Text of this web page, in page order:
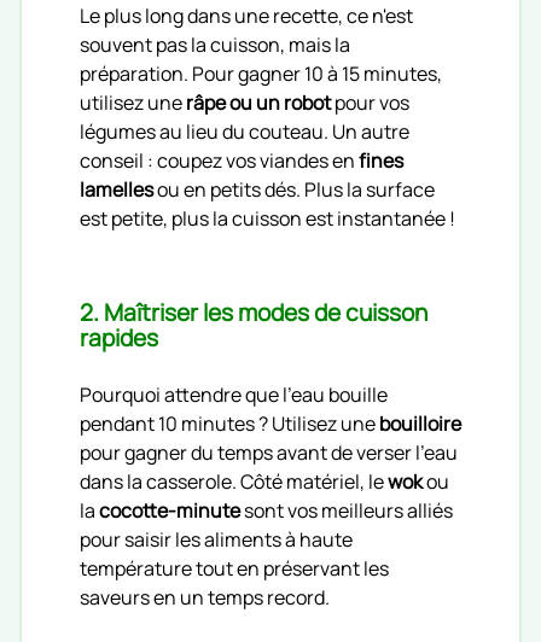
Le plus long dans une recette, ce n'est
souvent pas la cuisson, mais la
préparation. Pour gagner 10 à 15 minutes,
utilisez unerâpe ou un robotpour vos
légumes au lieu du couteau. Un autre
conseil : coupez vos viandes enfines
lamellesou en petits dés. Plus la surface
est petite, plus la cuisson est instantanée !
2. Maîtriser les modes de cuisson
rapides
Pourquoi attendre que l'eau bouille
pendant 10 minutes ? Utilisez unebouilloire
pour gagner du temps avant de verser l'eau
dans la casserole. Côté matériel, lewokou
lacocotte-minutesont vos meilleurs alliés
pour saisir les aliments à haute
température tout en préservant les
saveurs en un temps record.